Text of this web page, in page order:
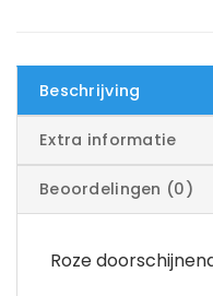
Beschrijving
Extra informatie
Beoordelingen (0)
Roze